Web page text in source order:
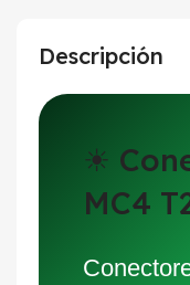
Descripción
☀
MC4